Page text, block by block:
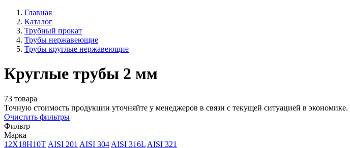
Главная
Каталог
Трубный прокат
Трубы нержавеющие
Трубы круглые нержавеющие
Круглые трубы 2 мм
73 товара
Точную стоимость продукции уточняйте у менеджеров в связи с текущей ситуацией в экономике.
Очистить фильтры
Фильтр
Марка
12Х18Н10Т AISI 201 AISI 304 AISI 316L AISI 321